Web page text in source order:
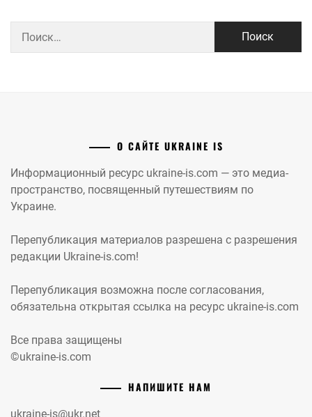
О САЙТЕ UKRAINE IS
Информационный ресурс ukraine-is.com — это медиа-
пространство, посвященный путешествиям по
Украине.
Перепубликация материалов разрешена с разрешения
редакции Ukraine-is.com!
Перепубликация возможна после согласования,
обязательна открытая ссылка на ресурс ukraine-is.com
Все права защищены
©ukraine-is.com
НАПИШИТЕ НАМ
ukraine-is@ukr.net